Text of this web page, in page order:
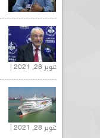
أكتوبر 28, 2021 |
أكتوبر 28, 2021 |